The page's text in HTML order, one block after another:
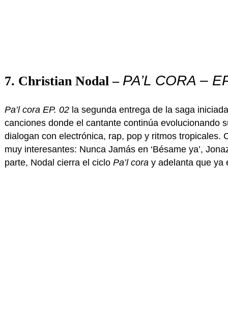
7. Christian Nodal – PA’L CORA –
Pa’l cora EP. 02la segunda entrega de la saga
canciones donde el cantante continúa evolucionando
dialogan con electrónica, rap, pop y ritmos tropicales.
muy interesantes: Nunca Jamás en ‘Bésame ya’,
parte, Nodal cierra el ciclo Pa’l coray adelanta que ya